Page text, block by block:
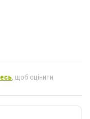
, щоб оцінити